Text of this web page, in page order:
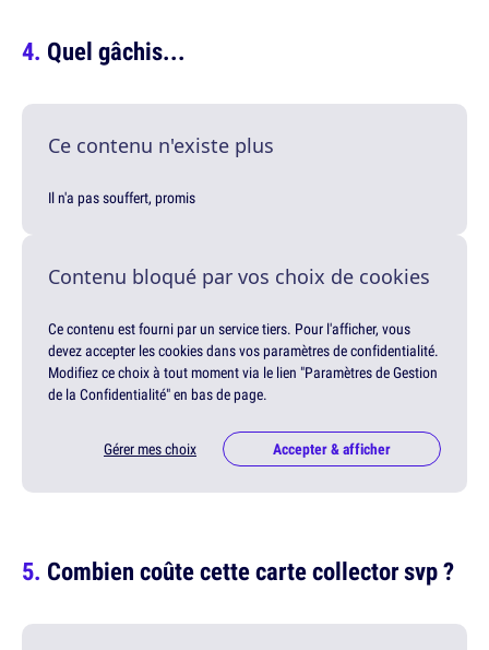
Quel gâchis...
Ce contenu n'existe plus
Il n'a pas souffert, promis
Contenu bloqué par vos choix de cookies
Ce contenu est fourni par un service tiers. Pour l'afficher, vous
devez accepter les cookies dans vos paramètres de confidentialité.
Modifiez ce choix à tout moment via le lien "Paramètres de Gestion
de la Confidentialité" en bas de page.
Gérer mes choix Accepter & afficher
Combien coûte cette carte collector svp ?